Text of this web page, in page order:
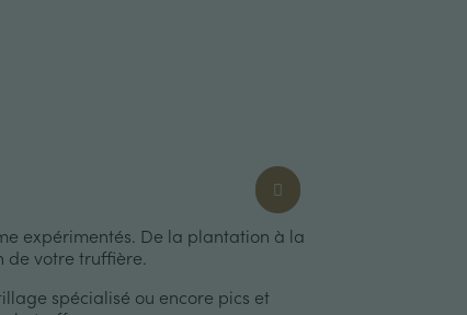
expérimentés. De la plantation à la
de votre truffière.
spécialisé ou encore pics et